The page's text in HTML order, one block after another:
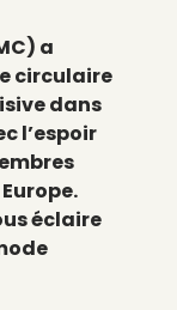
a
circulaire
dans
l’espoir
éclaire